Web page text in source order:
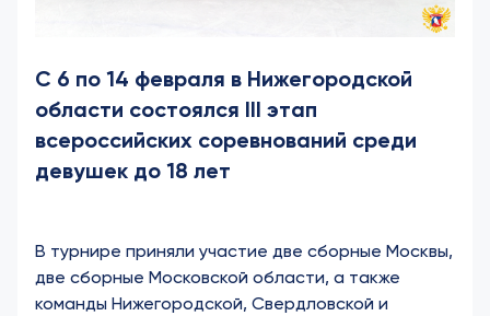
С 6 по 14 февраля в Нижегородской
области состоялся III этап
всероссийских соревнований среди
девушек до 18 лет
В турнире приняли участие две сборные Москвы,
две сборные Московской области, а также
команды Нижегородской, Свердловской и